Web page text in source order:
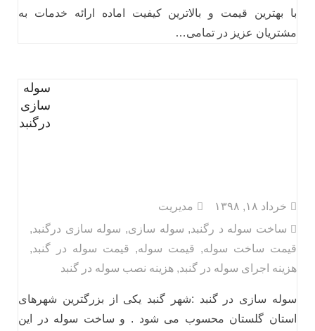
با بهترین قیمت و بالاترین کیفیت اماده ارائه خدمات به
مشتریان عزیز در تمامی…
سوله
سازی
درگنبد
خرداد ۱۸, ۱۳۹۸
مدیریت
ساخت سوله د رگنبد, سوله سازی, سوله سازی درگنبد,
قیمت ساخت سوله, قیمت سوله, قیمت سوله در گنبد,
هزینه اجرای سوله در گنبد, هزینه نصب سوله در گنبد
سوله سازی در گنبد :شهر گنبد یکی از بزرگترین شهرهای
استان گلستان محسوب می شود . و ساخت سوله در این